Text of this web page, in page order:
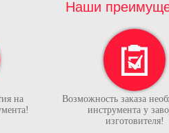
Наши
на
Возможность заказа
инструмента у
изготовителя!